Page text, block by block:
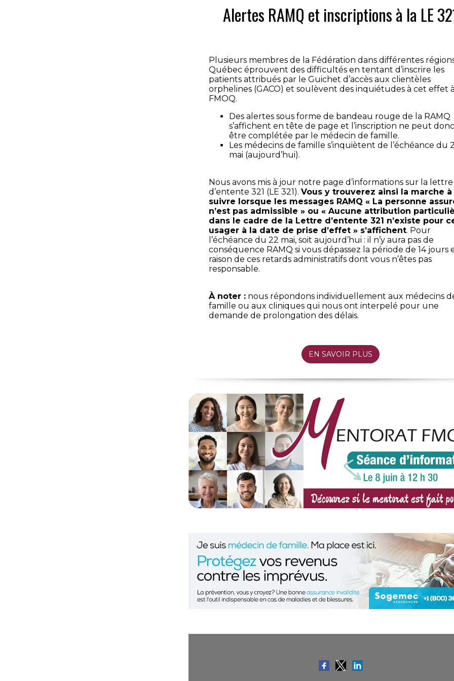
Alertes RAMQ et inscriptions à la LE
Plusieurs membres de la Fédération dans différentes
Québec éprouvent des difficultés en tentant d’inscrire les
patients attribués par le Guichet d’accès aux clientèles
orphelines (GACO) et soulèvent des inquiétudes à cet effet
FMOQ.
Des alertes sous forme de bandeau rouge de la RAMQ
s’affichent en tête de page et l’inscription ne peut donc
être complétée par le médecin de famille.
Les médecins de famille s’inquiètent de l’échéance du
mai (aujourd’hui).
Nous avons mis à jour notre page d’informations sur la lettre
d’entente 321 (LE 321). Vous y trouverez ainsi la marche à
suivre lorsque les messages RAMQ « La personne
n’est pas admissible » ou « Aucune attribution
dans le cadre de la Lettre d’entente 321 n’existe pour
usager à la date de prise d’effet » s’affichent. Pour
l’échéance du 22 mai, soit aujourd’hui : il n’y aura pas de
conséquence RAMQ si vous dépassez la période de 14 jours
raison de ces retards administratifs dont vous n’êtes pas
responsable.
À noter : nous répondons individuellement aux médecins
famille ou aux cliniques qui nous ont interpelé pour une
demande de prolongation des délais.
EN SAVOIR PLUS